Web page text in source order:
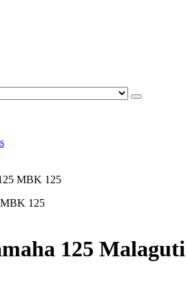
MBK 125
125 Malaguti